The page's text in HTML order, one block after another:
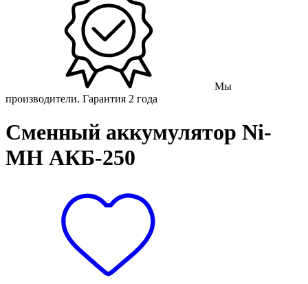
Мы
производители. Гарантия 2 года
Сменный аккумулятор Ni-
MH АКБ-250